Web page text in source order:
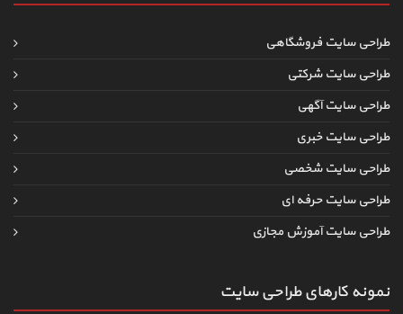
طراحی سایت فروشگاهی
طراحی سایت شرکتی
طراحی سایت آگهی
طراحی سایت خبری
طراحی سایت شخصی
طراحی سایت حرفه ای
طراحی سایت آموزش مجازی
نمونه کارهای طراحی سایت